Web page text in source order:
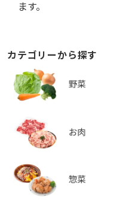
ます。
カテゴリーから探す